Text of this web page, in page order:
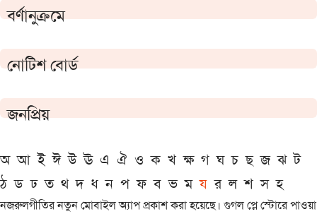
বর্ণানুক্রমে
নোটিশ বোর্ড
জনপ্রিয়
অ আ ই ঈ উ ঊ এ ঐ ও ক খ ক্ষ গ ঘ চ ছ জ ঝ ট
ঠ ড ঢ ত থ দ ধ ন প ফ ব ভ ম য র ল শ স হ
নজরুলগীতির নতুন মোবাইল অ্যাপ প্রকাশ করা হয়েছে। গুগল প্লে স্টোরে পাওয়া